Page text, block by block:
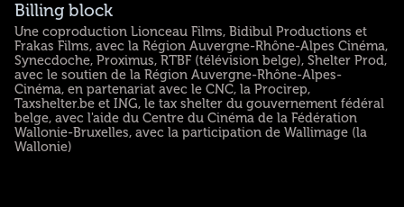
Billing block
Une coproduction Lionceau Films, Bidibul Productions et
Frakas Films, avec la Région Auvergne-Rhône-Alpes Cinéma,
Synecdoche, Proximus, RTBF (télévision belge), Shelter Prod,
avec le soutien de la Région Auvergne-Rhône-Alpes-
Cinéma, en partenariat avec le CNC, la Procirep,
Taxshelter.be et ING, le tax shelter du gouvernement fédéral
belge, avec l'aide du Centre du Cinéma de la Fédération
Wallonie-Bruxelles, avec la participation de Wallimage (la
Wallonie)